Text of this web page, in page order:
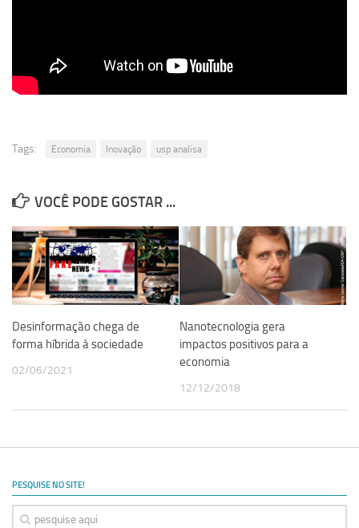
Espaço de Eventos
União Pró-Vacina
USP Analisa
Publicações
Clipping
Documentos
Relatórios
Revista Estudos Avançados
Tags: Economia Inovação usp analisa
VOCÊ PODE GOSTAR ...
Desinformação chega de
forma híbrida à sociedade
02/06/2021
Nanotecnologia gera
impactos positivos para a
economia
12/12/2018
PESQUISE NO SITE!